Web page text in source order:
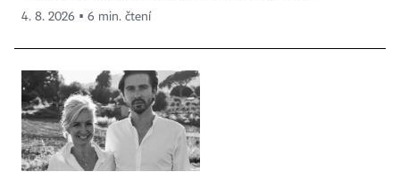
4. 8. 2026 ▪ 6 min. čtení